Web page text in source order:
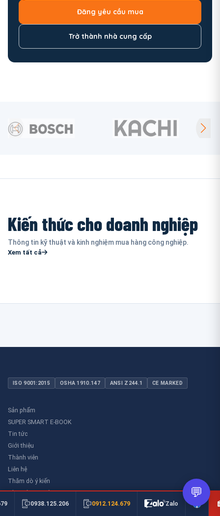
Đăng yêu cầu mua
Trở thành nhà cung cấp
Kiến thức cho doanh nghiệp
Thông tin kỹ thuật và kinh nghiệm mua hàng công nghiệp.
Xem tất cả
ISO 9001:2015 OSHA 1910.147 ANSI Z244.1 CE MARKED
Sản phẩm
SUPER SMART E-BOOK
Tin tức
Giới thiệu
Thành viên
Liên hệ
Thăm dò ý kiến
Thư viên an toàn
0938.125.206 0912.124.679 Zalo
💬